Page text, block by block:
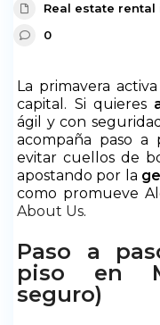
Real estate rental
0
La primavera
capital. Si quieres
ágil y con
acompaña paso a
evitar cuellos de
apostando por la
como promueve
About Us.
Paso a
piso en
seguro)